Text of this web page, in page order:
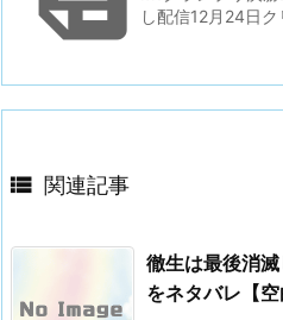
し配信12月24日ク
 関連記事
徹生は最後消
をネタバレ【空